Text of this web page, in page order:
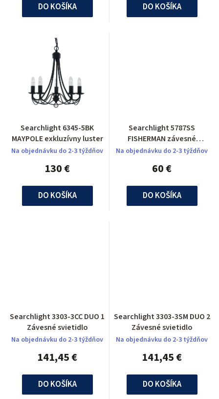
DO KOŠÍKA DO KOŠÍKA
Searchlight 6345-5BK
MAYPOLE exkluzívny luster
Na objednávku do 2-3 týždňov
130 €
DO KOŠÍKA
Searchlight 5787SS
FISHERMAN závesné
svietidlo
Na objednávku do 2-3 týždňov
60 €
DO KOŠÍKA
Searchlight 3303-3CC DUO 1
Závesné svietidlo
Na objednávku do 2-3 týždňov
141,45 €
DO KOŠÍKA
Searchlight 3303-3SM DUO 2
Závesné svietidlo
Na objednávku do 2-3 týždňov
141,45 €
DO KOŠÍKA